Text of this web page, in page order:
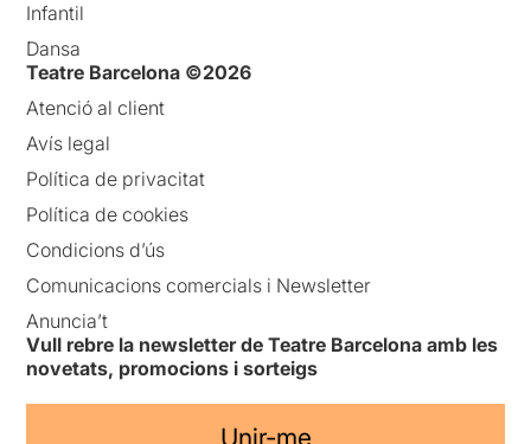
Infantil
Dansa
Teatre Barcelona ©2026
Atenció al client
Avís legal
Política de privacitat
Política de cookies
Condicions d’ús
Comunicacions comercials i Newsletter
Anuncia’t
Vull rebre la newsletter de Teatre Barcelona amb les
novetats, promocions i sorteigs
Unir-me